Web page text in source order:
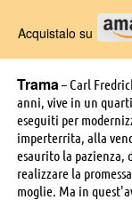
Acquistalo su
Trama– Carl
anni, vive in un
eseguiti per
imperterrita, alla
esaurito la pazienza,
realizzare la
moglie. Ma in